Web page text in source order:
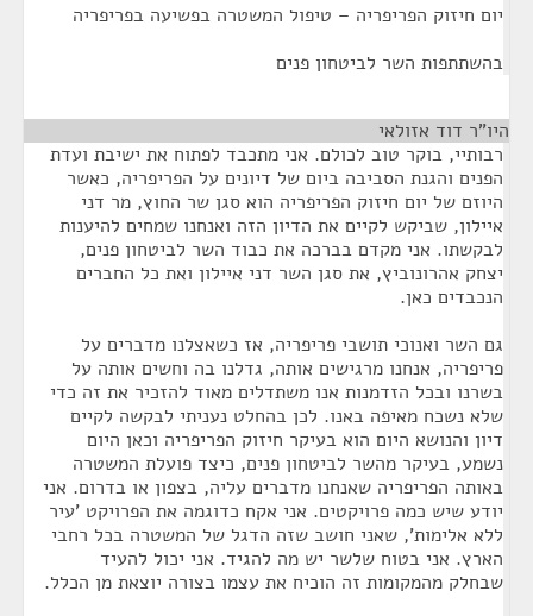
יום חיזוק הפריפריה – טיפול המשטרה בפשיעה בפריפריה
בהשתתפות השר לביטחון פנים
היו"ר דוד אזולאי
רבותיי, בוקר טוב לכולם. אני מתכבד לפתוח את ישיבת ועדת
הפנים והגנת הסביבה ביום של דיונים על הפריפריה, כאשר
היוזם של יום חיזוק הפריפריה הוא סגן שר החוץ, מר דני
איילון, שביקש לקיים את הדיון הזה ואנחנו שמחים להיענות
לבקשתו. אני מקדם בברכה את כבוד השר לביטחון פנים,
יצחק אהרונוביץ, את סגן השר דני איילון ואת כל החברים
הנכבדים כאן.
גם השר ואנוכי תושבי פריפריה, אז כשאצלנו מדברים על
פריפריה, אנחנו מרגישים אותה, גדלנו בה וחשים אותה על
בשרנו ובכל הזדמנות אנו משתדלים מאוד להזכיר את זה כדי
שלא נשכח מאיפה באנו. לכן בהחלט נעניתי לבקשה לקיים
דיון והנושא היום הוא בעיקר חיזוק הפריפריה וכאן היום
נשמע, בעיקר מהשר לביטחון פנים, כיצד פועלת המשטרה
באותה הפריפריה שאנחנו מדברים עליה, בצפון או בדרום. אני
יודע שיש כמה פרויקטים. אני אקח כדוגמה את הפרויקט 'עיר
ללא אלימות', שאני חושב שזה הדגל של המשטרה בכל רחבי
הארץ. אני בטוח שלשר יש מה להגיד. אני יכול להעיד
שבחלק מהמקומות זה הוכיח את עצמו בצורה יוצאת מן הכלל.